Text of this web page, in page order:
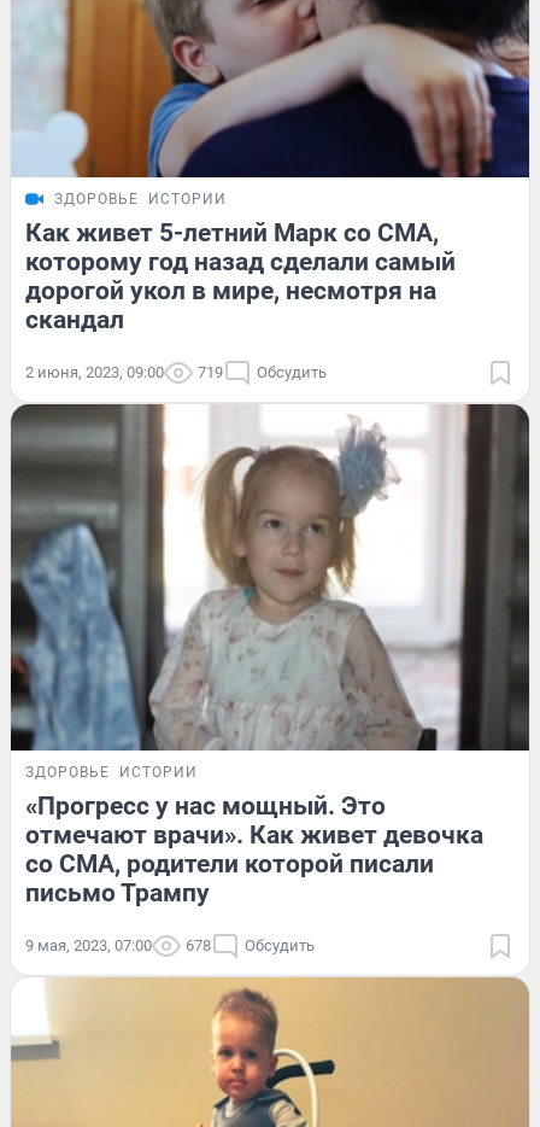
ЗДОРОВЬЕ ИСТОРИИ
Как живет 5-летний Марк со СМА,
которому год назад сделали самый
дорогой укол в мире, несмотря на
скандал
2 июня, 2023, 09:00 719 Обсудить
ЗДОРОВЬЕ ИСТОРИИ
«Прогресс у нас мощный. Это
отмечают врачи». Как живет девочка
со СМА, родители которой писали
письмо Трампу
9 мая, 2023, 07:00 678 Обсудить